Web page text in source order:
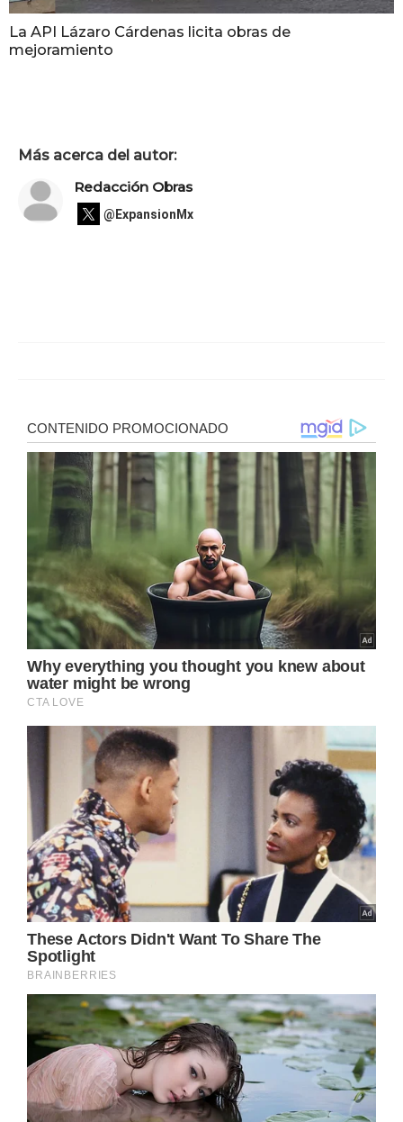
La API Lázaro Cárdenas licita obras de
mejoramiento
Más acerca del autor:
Redacción Obras
@ExpansionMx